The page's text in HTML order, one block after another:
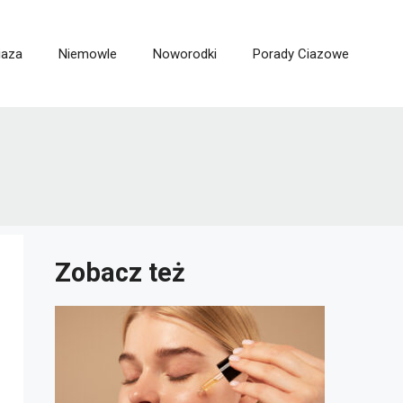
Niemowle Noworodki Porady Ciazowe
Zobacz też